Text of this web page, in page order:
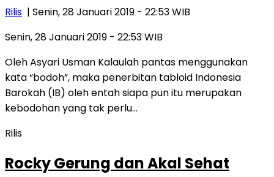
Rilis | Senin, 28 Januari 2019 - 22:53 WIB
Senin, 28 Januari 2019 - 22:53 WIB
Oleh Asyari Usman Kalaulah pantas menggunakan
kata “bodoh”, maka penerbitan tabloid Indonesia
Barokah (IB) oleh entah siapa pun itu merupakan
kebodohan yang tak perlu…
Rilis
Rocky Gerung dan Akal Sehat